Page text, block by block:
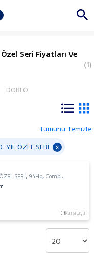
Seri Fiyatları Ve
(1)
DOBLO
Tümünü Temizle
YIL ÖZEL SERİ x
SERİ ,94Hp,Combi Camlı
Karşılaştır